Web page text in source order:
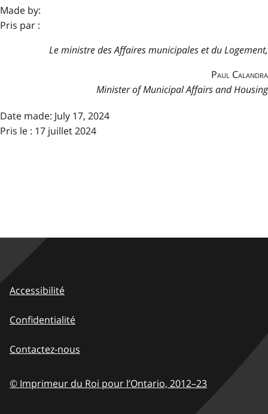
Made by:
Pris par :
Le ministre des Affaires municipales et du Logement,
Paul Calandra
Minister of Municipal Affairs and Housing
Date made: July 17, 2024
Pris le : 17 juillet 2024
Accessibilité
Confidentialité
Contactez-nous
© Imprimeur du Roi pour l’Ontario, 2012–23